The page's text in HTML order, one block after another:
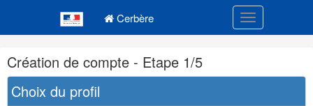
Cerbère Toggle
Navigation
et
outils
annexes
Création de compte - Etape 1/5
Choix du profil